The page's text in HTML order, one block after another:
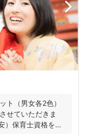
ト（男女各2色）
せていただきま
）保育士資格を持